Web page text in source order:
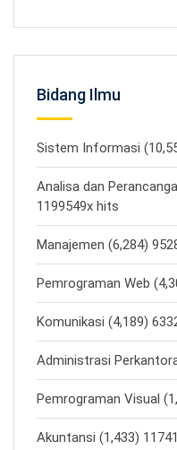
Bidang Ilmu
Sistem Informasi
Analisa dan
1199549x hits
Manajemen (6,284)
Pemrograman Web
Komunikasi (4,189)
Administrasi
Pemrograman Visual
Akuntansi (1,433)